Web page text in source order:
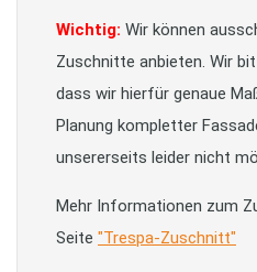
Wichtig: Wir können
Zuschnitte anbieten. Wir
dass wir hierfür genaue
Planung kompletter
unsererseits leider nicht
Mehr Informationen zum
Seite "Trespa-Zuschnitt"